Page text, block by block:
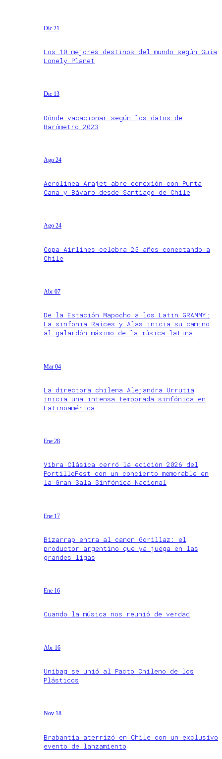
Dic 21
Los 10 mejores destinos del mundo según Guía
Lonely Planet
Dic 13
Dónde vacacionar según los datos de
Barómetro 2023
Ago 24
Aerolínea Arajet abre conexión con Punta
Cana y Bávaro desde Santiago de Chile
Ago 24
Copa Airlines celebra 25 años conectando a
Chile
Abr 07
De la Estación Mapocho a los Latin GRAMMY:
La sinfonía Raíces y Alas inicia su camino
al galardón máximo de la música latina
Mar 04
La directora chilena Alejandra Urrutia
inicia una intensa temporada sinfónica en
Latinoamérica
Ene 28
Vibra Clásica cerró la edición 2026 del
PortilloFest con un concierto memorable en
la Gran Sala Sinfónica Nacional
Ene 17
Bizarrap entra al canon Gorillaz: el
productor argentino que ya juega en las
grandes ligas
Ene 16
Cuando la música nos reunió de verdad
Abr 16
Unibag se unió al Pacto Chileno de los
Plásticos
Nov 18
Brabantia aterrizó en Chile con un exclusivo
evento de lanzamiento